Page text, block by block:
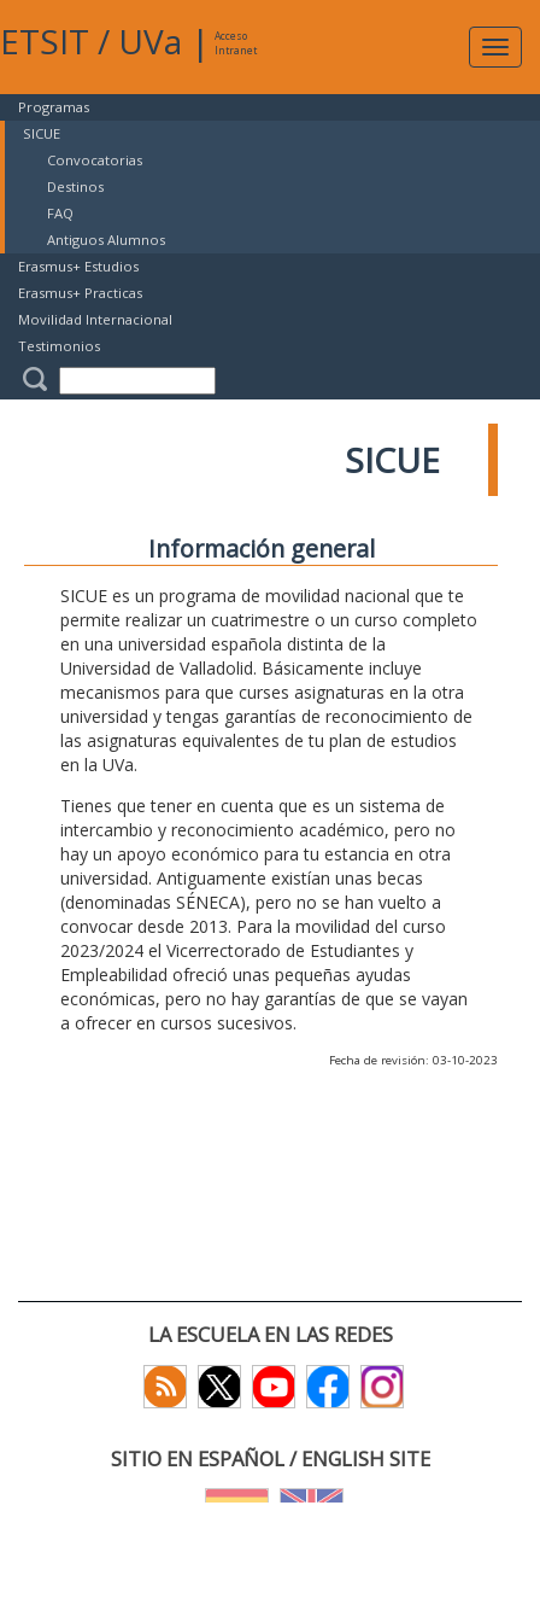
ETSIT / UVa |
Acceso
Intranet
Programas
SICUE
Convocatorias
Destinos
FAQ
Antiguos Alumnos
Erasmus+ Estudios
Erasmus+ Practicas
Movilidad Internacional
Testimonios
SICUE
Información general
SICUE es un programa de movilidad nacional que te
permite realizar un cuatrimestre o un curso completo
en una universidad española distinta de la
Universidad de Valladolid. Básicamente incluye
mecanismos para que curses asignaturas en la otra
universidad y tengas garantías de reconocimiento de
las asignaturas equivalentes de tu plan de estudios
en la UVa.
Tienes que tener en cuenta que es un sistema de
intercambio y reconocimiento académico, pero no
hay un apoyo económico para tu estancia en otra
universidad. Antiguamente existían unas becas
(denominadas SÉNECA), pero no se han vuelto a
convocar desde 2013. Para la movilidad del curso
2023/2024 el Vicerrectorado de Estudiantes y
Empleabilidad ofreció unas pequeñas ayudas
económicas, pero no hay garantías de que se vayan
a ofrecer en cursos sucesivos.
Fecha de revisión: 03-10-2023
LA ESCUELA EN LAS REDES
SITIO EN ESPAÑOL / ENGLISH SITE